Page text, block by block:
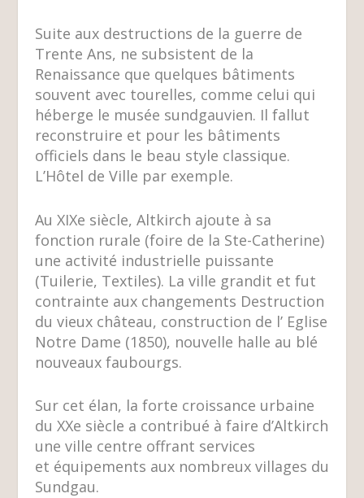
Suite aux destructions de la guerre de
Trente Ans, ne subsistent de la
Renaissance que quelques bâtiments
souvent avec tourelles, comme celui qui
héberge le musée sundgauvien. Il fallut
reconstruire et pour les bâtiments
officiels dans le beau style classique.
L’Hôtel de Ville par exemple.
Au XIXe siècle, Altkirch ajoute à sa
fonction rurale (foire de la Ste-Catherine)
une activité industrielle puissante
(Tuilerie, Textiles). La ville grandit et fut
contrainte aux changements Destruction
du vieux château, construction de l’ Eglise
Notre Dame (1850), nouvelle halle au blé
nouveaux faubourgs.
Sur cet élan, la forte croissance urbaine
du XXe siècle a contribué à faire d’Altkirch
une ville centre offrant services
et équipements aux nombreux villages du
Sundgau.